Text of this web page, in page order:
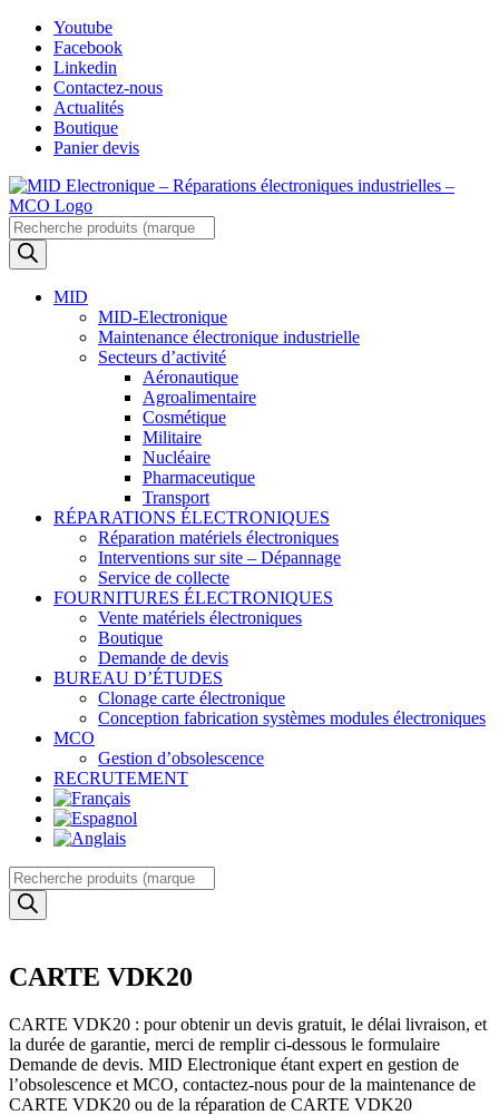
Skip
content
Youtube
Facebook
Linkedin
Contactez-nous
Actualités
Boutique
Panier devis
Recherche
de
produits
MID
MID-Electronique
Maintenance électronique industrielle
Secteurs d’activité
Aéronautique
Agroalimentaire
Cosmétique
Militaire
Nucléaire
Pharmaceutique
Transport
RÉPARATIONS ÉLECTRONIQUES
Réparation matériels électroniques
Interventions sur site – Dépannage
Service de collecte
FOURNITURES ÉLECTRONIQUES
Vente matériels électroniques
Boutique
Demande de devis
BUREAU D’ÉTUDES
Clonage carte électronique
Conception fabrication systèmes modules électroniques
MCO
Gestion d’obsolescence
RECRUTEMENT
Recherche
de
produits
CARTE VDK20
CARTE VDK20 : pour obtenir un devis gratuit, le délai livraison, et
la durée de garantie, merci de remplir ci-dessous le formulaire
Demande de devis. MID Electronique étant expert en gestion de
l’obsolescence et MCO, contactez-nous pour de la maintenance de
CARTE VDK20 ou de la réparation de CARTE VDK20